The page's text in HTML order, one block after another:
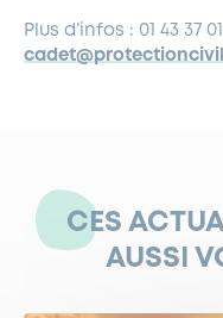
Plus d’infos : 01 43 37
CES
AUSSI